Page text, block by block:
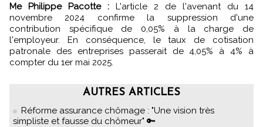
Me Philippe Pacotte :
L'article 2 de l'avenant du 14
novembre 2024 confirme la suppression d'une
contribution spécifique de 0,05% à la charge de
l'employeur. En conséquence, le taux de cotisation
patronale des entreprises passerait de 4,05% à 4% à
compter du 1er mai 2025.
AUTRES ARTICLES
Réforme assurance chômage : "Une vision très
simpliste et fausse du chômeur" 🔑